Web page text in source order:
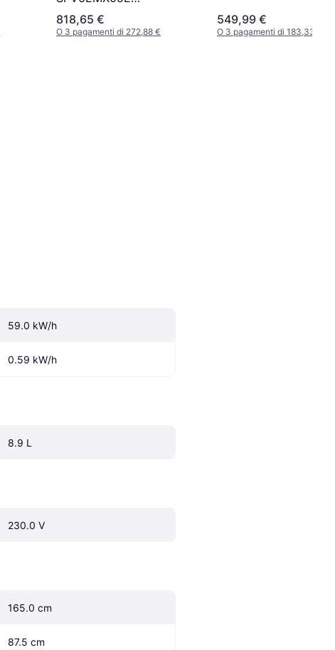
Lavastoviglie 10 Place
Settings
818,65 €
O 3 pagamenti di 272,88 €
549,99 €
O 3 pagamenti di 183,33 €
59.0 kW/h
0.59 kW/h
8.9 L
230.0 V
165.0 cm
87.5 cm